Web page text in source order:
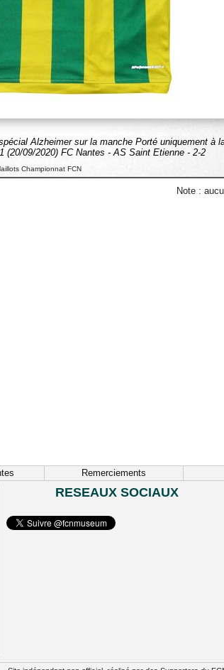
Alzheimer sur la manche Porté uniquement à
(20/09/2020) FC Nantes - AS Saint Etienne - 2-2
Championnat FCN
Note :
Remerciements
RESEAUX SOCIAUX